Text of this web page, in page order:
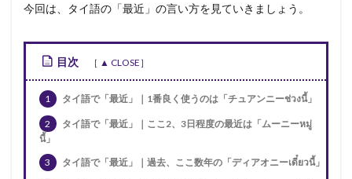
今回は、タイ語の「最近」の言い方を見ていきましょう。
目次
1 タイ語で「最近」｜1番良く使うのは「チュアンニーช่วงนี้」
2
タイ語で「最近」｜ここ2、3日程度の最近は「ムーニーหมู่
นี้」
3
タイ語で「最近」｜過去、ここ数年の「ディアオニーเดี๋ยวนี้」